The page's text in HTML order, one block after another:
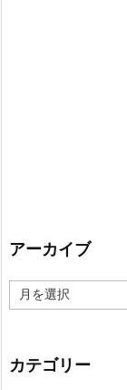
アーカイブ
ー
ブ
カテゴリー